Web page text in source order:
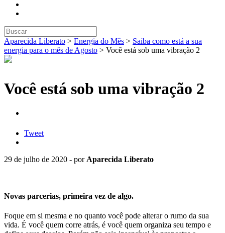
Aparecida Liberato > Energia do Mês > Saiba como está a sua
energia para o mês de Agosto > Você está sob uma vibração 2
Você está sob uma vibração 2
Tweet
29 de julho de 2020 - por Aparecida Liberato
Novas parcerias, primeira vez de algo.
Foque em si mesma e no quanto você pode alterar o rumo da sua
vida. É você quem corre atrás, é você quem organiza seu tempo e